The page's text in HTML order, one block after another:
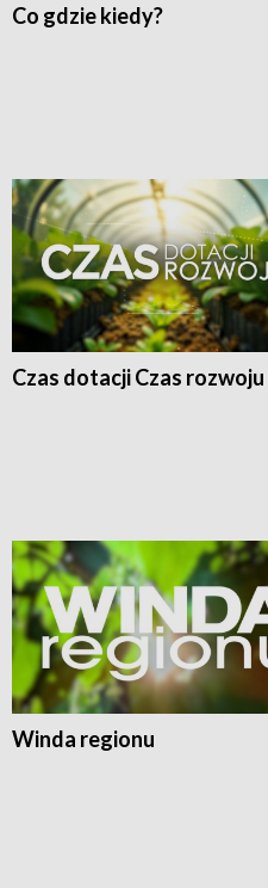
Co gdzie kiedy?
Czas dotacji Czas rozwoju
Winda regionu